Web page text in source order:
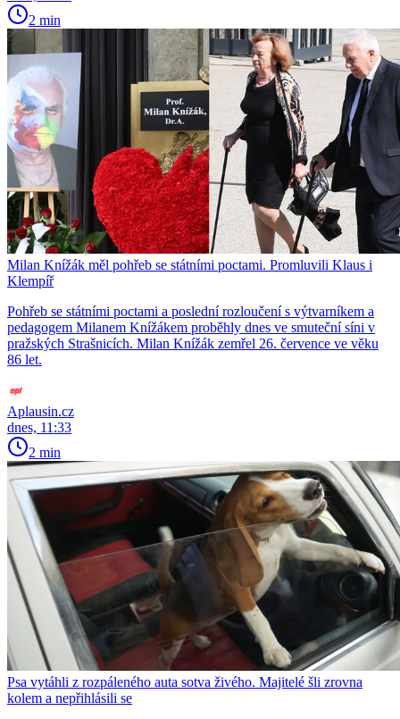
2 min
Milan Knížák měl pohřeb se státními poctami. Promluvili Klaus i
Klempíř
Pohřeb se státními poctami a poslední rozloučení s výtvarníkem a
pedagogem Milanem Knížákem proběhly dnes ve smuteční síni v
pražských Strašnicích. Milan Knížák zemřel 26. července ve věku
86 let.
Aplausin.cz
dnes, 11:33
2 min
Psa vytáhli z rozpáleného auta sotva živého. Majitelé šli zrovna
kolem a nepřihlásili se